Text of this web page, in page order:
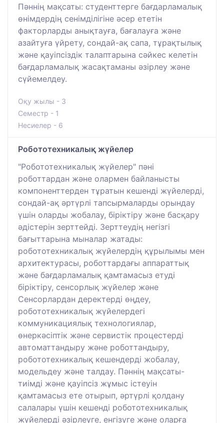
Пәннің мақсаты: студенттерге бағдарламалық
өнімдердің сенімділігіне әсер ететін
факторларды анықтауға, бағалауға және
азайтуға үйрету, сондай-ақ сапа, тұрақтылық
және қауіпсіздік талаптарына сәйкес келетін
бағдарламалық жасақтаманы әзірлеу және
сүйемелдеу.
Оқу жылы - 3
Семестр - 1
Несиелер - 6
Робототехникалық жүйелер
"Робототехникалық жүйелер" пәні
роботтардан және олармен байланысты
компоненттерден тұратын кешенді жүйелерді,
сондай-ақ әртүрлі тапсырмаларды орындау
үшін оларды жобалау, біріктіру және басқару
әдістерін зерттейді. Зерттеудің негізгі
бағыттарына мыналар жатады:
робототехникалық жүйелердің құрылымы мен
архитектурасы, роботтардағы аппараттық
және бағдарламалық қамтамасыз етуді
біріктіру, сенсорлық жүйелер және
Сенсорлардан деректерді өңдеу,
робототехникалық жүйелердегі
коммуникациялық технологиялар,
өнеркәсіптік және сервистік процестерді
автоматтандыру және роботтандыру,
робототехникалық кешендерді жобалау,
модельдеу және талдау. Пәннің мақсаты-
тиімді және қауіпсіз жұмыс істеуін
қамтамасыз ете отырып, әртүрлі қолдану
салалары үшін кешенді робототехникалық
жүйелерді әзірлеуге, енгізуге және оларға